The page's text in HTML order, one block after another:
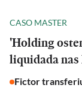
CASO MASTER
'Holding
liquidada
Fictor